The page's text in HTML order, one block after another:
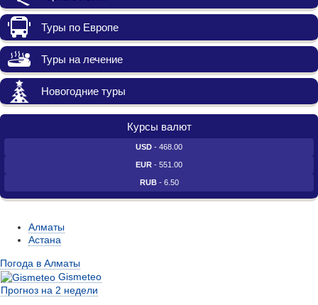
Туры по Европе
Туры на лечение
Новогодние туры
Курсы валют
USD - 468.00
EUR - 551.00
RUB- 6.50
Алматы
Астана
Погода в Алматы
Gismeteo
Прогноз на 2 недели